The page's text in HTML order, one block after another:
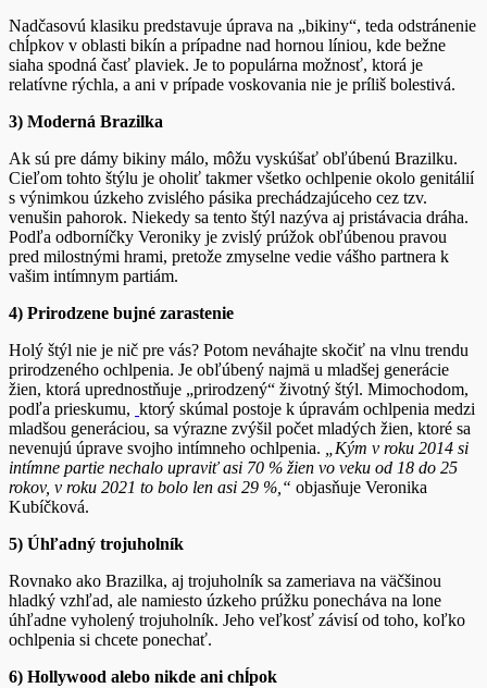
Nadčasovú klasiku predstavuje úprava na „bikiny“, teda odstránenie
chĺpkov v oblasti bikín a prípadne nad hornou líniou, kde bežne
siaha spodná časť plaviek. Je to populárna možnosť, ktorá je
relatívne rýchla, a ani v prípade voskovania nie je príliš bolestivá.
3) Moderná Brazilka
Ak sú pre dámy bikiny málo, môžu vyskúšať obľúbenú Brazilku.
Cieľom tohto štýlu je oholiť takmer všetko ochlpenie okolo genitálií
s výnimkou úzkeho zvislého pásika prechádzajúceho cez tzv.
venušin pahorok. Niekedy sa tento štýl nazýva aj pristávacia dráha.
Podľa odborníčky Veroniky je zvislý prúžok obľúbenou pravou
pred milostnými hrami, pretože zmyselne vedie vášho partnera k
vašim intímnym partiám.
4) Prirodzene bujné zarastenie
Holý štýl nie je nič pre vás? Potom neváhajte skočiť na vlnu trendu
prirodzeného ochlpenia. Je obľúbený najmä u mladšej generácie
žien, ktorá uprednostňuje „prirodzený“ životný štýl. Mimochodom,
podľa prieskumu, ktorý skúmal postoje k úpravám ochlpenia medzi
mladšou generáciou, sa výrazne zvýšil počet mladých žien, ktoré sa
nevenujú úprave svojho intímneho ochlpenia.
„Kým v roku 2014 si
intímne partie nechalo upraviť asi 70 % žien vo veku od 18 do 25
rokov, v roku 2021 to bolo len asi 29 %,“ objasňuje Veronika
Kubíčková.
5) Úhľadný trojuholník
Rovnako ako Brazilka, aj trojuholník sa zameriava na väčšinou
hladký vzhľad, ale namiesto úzkeho prúžku ponecháva na lone
úhľadne vyholený trojuholník. Jeho veľkosť závisí od toho, koľko
ochlpenia si chcete ponechať.
6) Hollywood alebo nikde ani chĺpok